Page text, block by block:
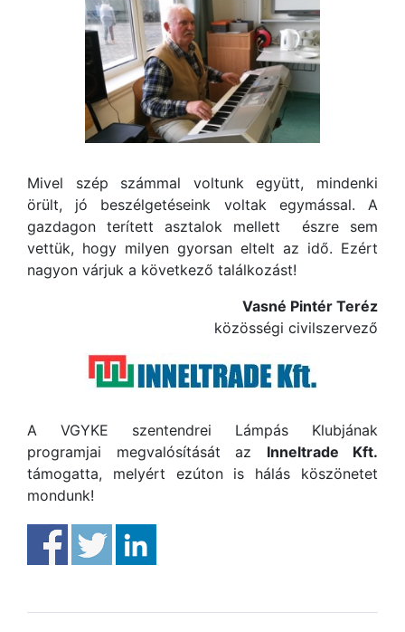
Mivel szép számmal voltunk együtt, mindenki
örült, jó beszélgetéseink voltak egymással. A
gazdagon terített asztalok mellett észre sem
vettük, hogy milyen gyorsan eltelt az idő. Ezért
nagyon várjuk a következő találkozást!
Vasné Pintér Teréz
közösségi civilszervező
A VGYKE szentendrei Lámpás Klubjának
programjai megvalósítását az Inneltrade Kft.
támogatta, melyért ezúton is hálás köszönetet
mondunk!